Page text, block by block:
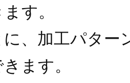
す。
、加工パター
ます。